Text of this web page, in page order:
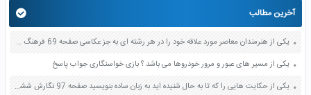
آخرین مطالب
یکی از هنرمندان معاصر مورد علاقه خود را در هر رشته ای به جز عکاسی صفحه 69 فرهنگ و هنر نهم
یکی از مسیر های عبور و مرور خودروها می باشد ؟ بازی خواستگاری جواب پاسخ
یکی از حکایت هایی را که تا به حال شنیده اید به زبان ساده بنویسید صفحه 97 نگارش ششم دبستان